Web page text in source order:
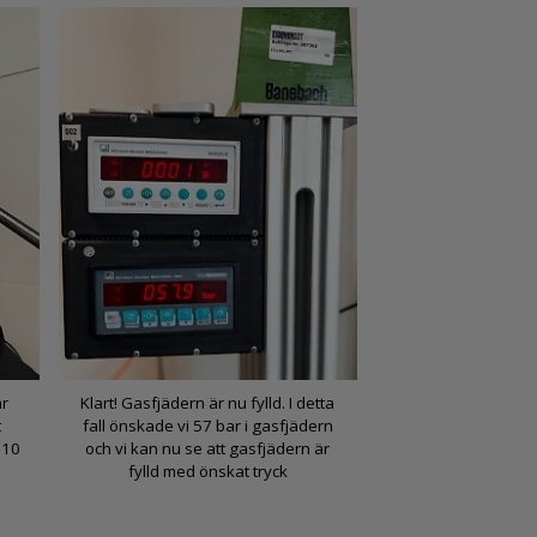
Klart! Gasfjädern är nu fylld. I detta
fall önskade vi 57 bar i gasfjädern
och vi kan nu se att gasfjädern är
fylld med önskat tryck